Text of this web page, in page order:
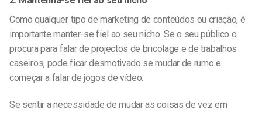
Como qualquer tipo de marketing de conteúdos ou criação, é
importante manter-se fiel ao seu nicho. Se o seu público o
procura para falar de projectos de bricolage e de trabalhos
caseiros, pode ficar desmotivado se mudar de rumo e
começar a falar de jogos de vídeo.
Se sentir a necessidade de mudar as coisas de vez em